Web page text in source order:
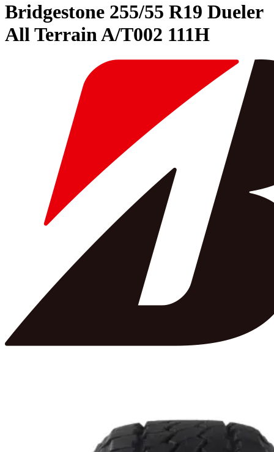
Bridgestone 255/55 R19 Dueler
All Terrain A/T002 111H